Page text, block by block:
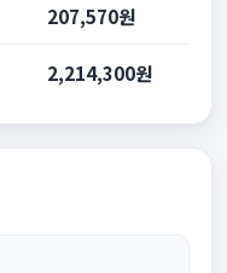
207,570원
2,214,300원